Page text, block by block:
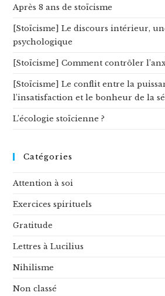
Après 8 ans de stoïcisme
[Stoïcisme] Le discours intérieur,
psychologique
[Stoïcisme] Comment contrôler
[Stoïcisme] Le conflit entre la
l’insatisfaction et le bonheur de la
L’écologie stoïcienne ?
Catégories
Attention à soi
Exercices spirituels
Gratitude
Lettres à Lucilius
Nihilisme
Non classé